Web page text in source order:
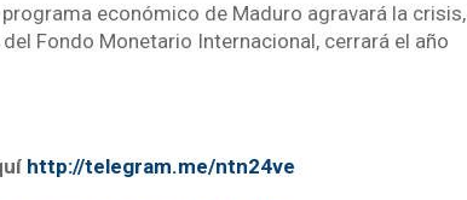
económico de Maduro agravará la crisis,
Fondo Monetario Internacional, cerrará el año
http://telegram.me/ntn24ve